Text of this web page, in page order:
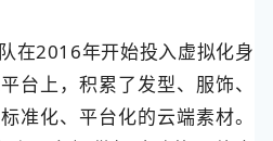
在2016年开始投入虚拟化身
台上，积累了发型、服饰、
准化、平台化的云端素材。